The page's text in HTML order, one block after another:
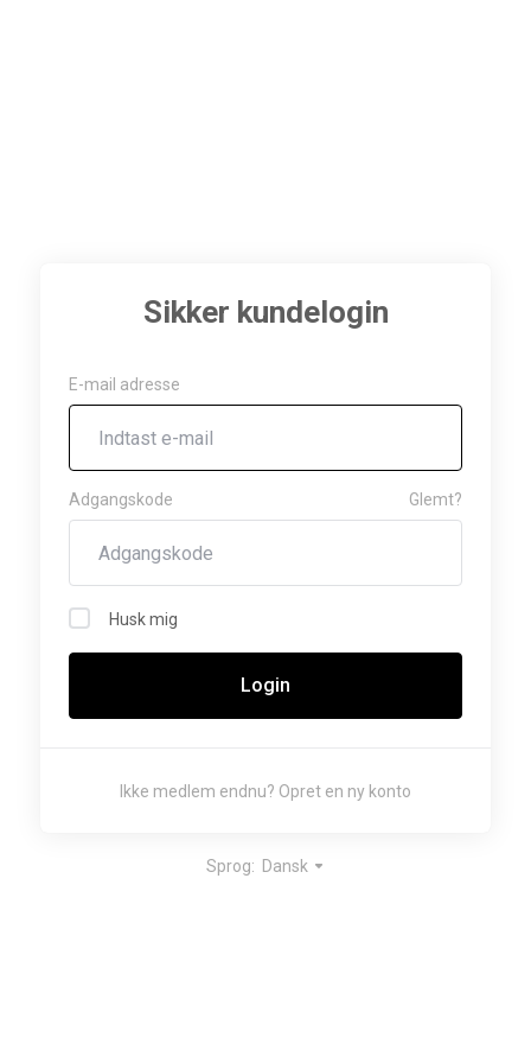
Sikker kundelogin
E-mail adresse
Adgangskode Glemt?
Husk mig
Login
Ikke medlem endnu? Opret en ny konto
Sprog: Dansk